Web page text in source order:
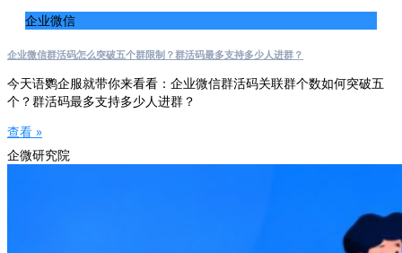
企业微信
企业微信群活码怎么突破五个群限制？群活码最多支持多少人进群？
今天语鹦企服就带你来看看：企业微信群活码关联群个数如何突破五
个？群活码最多支持多少人进群？
查看 »
企微研究院